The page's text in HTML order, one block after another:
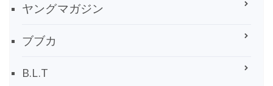
ヤングマガジン
ブブカ
B.L.T